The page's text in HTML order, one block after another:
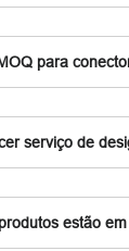
para
serviço de
estão